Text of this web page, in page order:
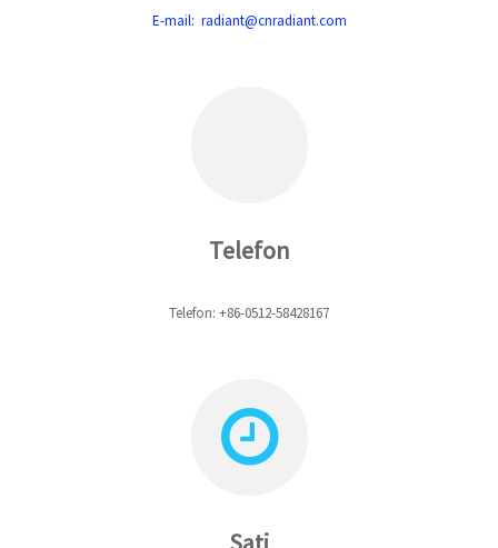
E-mail: radiant@cnradiant.com
Telefon
Telefon: +86-0512-58428167